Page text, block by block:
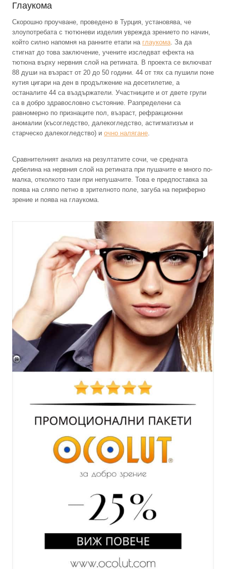
Глаукома
Скорошно проучване, проведено в Турция, установява, че
злоупотребата с тютюневи изделия уврежда зрението по начин,
който силно напомня на ранните етапи на глаукома. За да
стигнат до това заключение, учените изследват ефекта на
тютюна върху нервния слой на ретината. В проекта се включват
88 души на възраст от 20 до 50 години. 44 от тях са пушили поне
кутия цигари на ден в продължение на десетилетие, а
останалите 44 са въздържатели. Участниците и от двете групи
са в добро здравословно състояние. Разпределени са
равномерно по признаците пол, възраст, рефракционни
аномалии (късогледство, далекогледство, астигматизъм и
старческо далекогледство) и очно налягане.
Сравнителният анализ на резултатите сочи, че средната
дебелина на нервния слой на ретината при пушачите е много по-
малка, отколкото тази при непушачите. Това е предпоставка за
поява на сляпо петно в зрителното поле, загуба на периферно
зрение и поява на глаукома.